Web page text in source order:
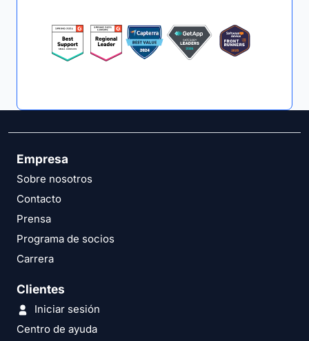
Empresa
Sobre nosotros
Contacto
Prensa
Programa de socios
Carrera
Clientes
Iniciar sesión
Centro de ayuda